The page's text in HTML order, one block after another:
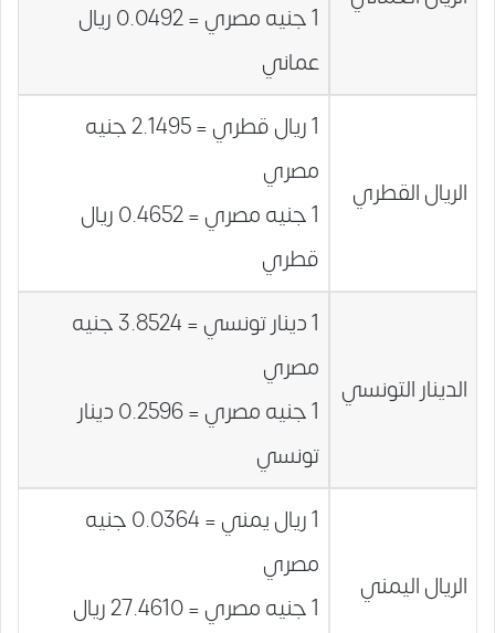
1 جنيه مصري = 0.0492 ريال
عماني
الريال القطري
1 ريال قطري = 2.1495 جنيه
مصري
1 جنيه مصري = 0.4652 ريال
قطري
الدينار التونسي
1 دينار تونسي = 3.8524 جنيه
مصري
1 جنيه مصري = 0.2596 دينار
تونسي
الريال اليمني
1 ريال يمني = 0.0364 جنيه
مصري
1 جنيه مصري = 27.4610 ريال